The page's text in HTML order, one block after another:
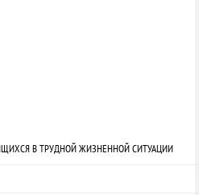
В ТРУДНОЙ ЖИЗНЕННОЙ СИТУАЦИИ